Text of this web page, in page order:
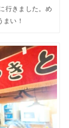
行きました。め
まい！